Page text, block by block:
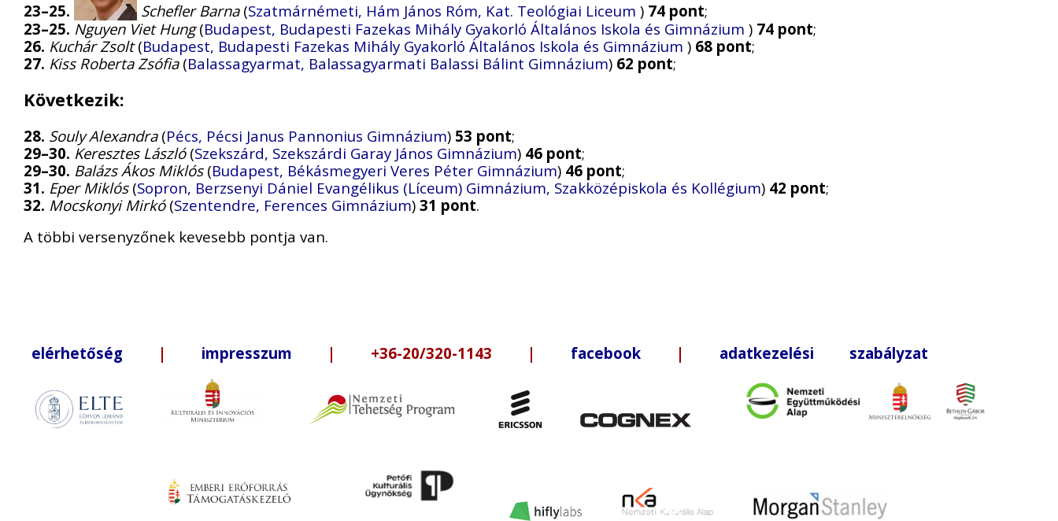
23–25. Schefler Barna(Szatmárnémeti, Hám János Róm, Kat. Teológiai Liceum ) 74 pont;
23–25. Nguyen Viet Hung(Budapest, Budapesti Fazekas Mihály Gyakorló Általános Iskola és Gimnázium ) 74 pont;
26. Kuchár Zsolt(Budapest, Budapesti Fazekas Mihály Gyakorló Általános Iskola és Gimnázium ) 68 pont;
27. Kiss Roberta Zsófia(Balassagyarmat, Balassagyarmati Balassi Bálint Gimnázium) 62 pont;
Következik:
28. Souly Alexandra(Pécs, Pécsi Janus Pannonius Gimnázium) 53 pont;
29–30. Keresztes László(Szekszárd, Szekszárdi Garay János Gimnázium) 46 pont;
29–30. Balázs Ákos Miklós(Budapest, Békásmegyeri Veres Péter Gimnázium) 46 pont;
31. Eper Miklós(Sopron, Berzsenyi Dániel Evangélikus (Líceum) Gimnázium, Szakközépiskola és Kollégium) 42 pont;
32. Mocskonyi Mirkó(Szentendre, Ferences Gimnázium) 31 pont.
A többi versenyzőnek kevesebb pontja van.
elérhetőség | impresszum | +36-20/320-1143 | facebook | adatkezelési szabályzat